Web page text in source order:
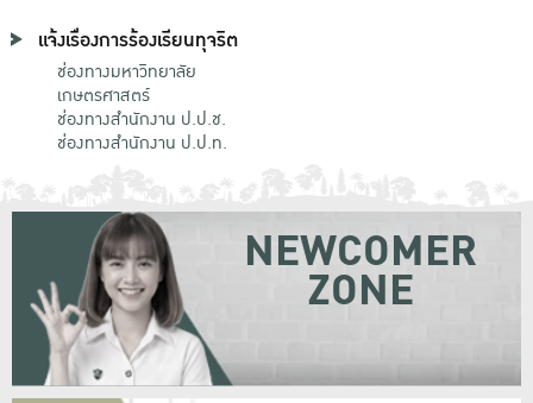
แจ้งเรื่องการร้องเรียนทุจริต
ช่องทางมหาวิทยาลัย
เกษตรศาสตร์
ช่องทางสำนักงาน ป.ป.ช.
ช่องทางสำนักงาน ป.ป.ท.
NEWCOMER
ZONE